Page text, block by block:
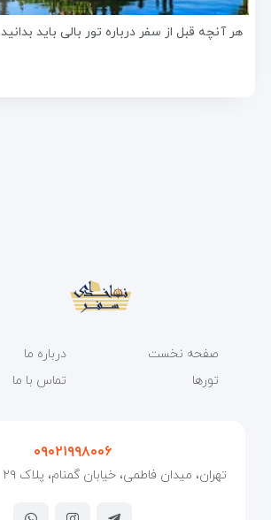
هر آنچه قبل از سفر درباره تور بالی باید بدانید
صفحه نخست
تورها
درباره ما
تماس با ما
۰۹۰۲۱۹۹۸۰۰۶
تهران، میدان فاطمی، خیابان گمنام، پلاک ۲۹